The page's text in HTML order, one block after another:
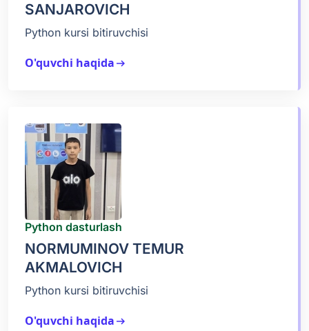
SANJAROVICH
Python kursi bitiruvchisi
O'quvchi haqidaarrow_right_alt
Python dasturlash
NORMUMINOV TEMUR
AKMALOVICH
Python kursi bitiruvchisi
O'quvchi haqidaarrow_right_alt